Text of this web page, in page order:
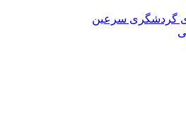
گردشگری سرعین